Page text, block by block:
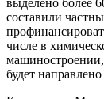
составили
числе в
будет